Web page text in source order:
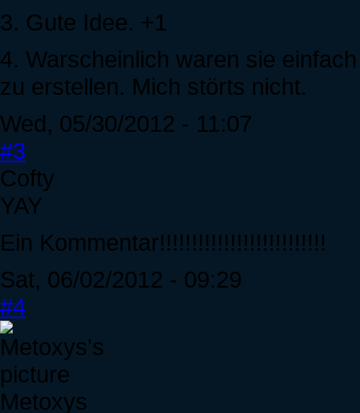
3. Gute Idee. +1
4. Warscheinlich waren sie
zu erstellen. Mich störts nicht.
Wed, 05/30/2012 - 11:07
#3
Cofty
YAY
Ein Kommentar!!!!!!!!!!!!!!!!!!!!!!!!!!
Sat, 06/02/2012 - 09:29
#4
Metoxys